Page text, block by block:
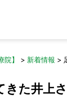
】 > 新着情報 >
きた井上